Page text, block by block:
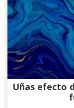
Uñas efecto